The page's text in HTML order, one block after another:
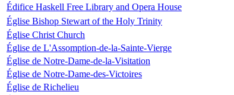
Édifice Haskell Free Library and Opera House
Église Bishop Stewart of the Holy Trinity
Église Christ Church
Église de L'Assomption-de-la-Sainte-Vierge
Église de Notre-Dame-de-la-Visitation
Église de Notre-Dame-des-Victoires
Église de Richelieu